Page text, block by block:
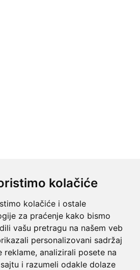
kolačiće
kolačiće i ostale
za praćenje kako bismo
vašu pretragu na našem veb
personalizovani sadržaj
reklame, analizirali posete na
i razumeli odakle dolaze
Vesti